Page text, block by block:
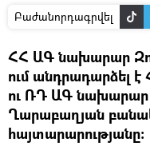
Բաժանորդագրվել
ՀՀ ԱԳ նախարար
ում անդրադարձել է
ու ՌԴ ԱԳ նախարար
Ղարաբաղյան
հայտարարությանը: